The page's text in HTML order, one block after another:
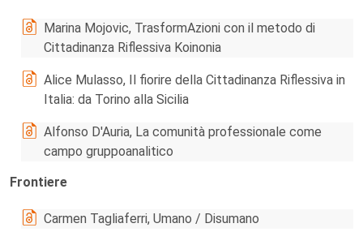
Marina Mojovic, TrasformAzioni con il metodo di
Cittadinanza Riflessiva Koinonia
Alice Mulasso, Il fiorire della Cittadinanza Riflessiva in
Italia: da Torino alla Sicilia
Alfonso D'Auria, La comunità professionale come
campo gruppoanalitico
Frontiere
Carmen Tagliaferri, Umano / Disumano